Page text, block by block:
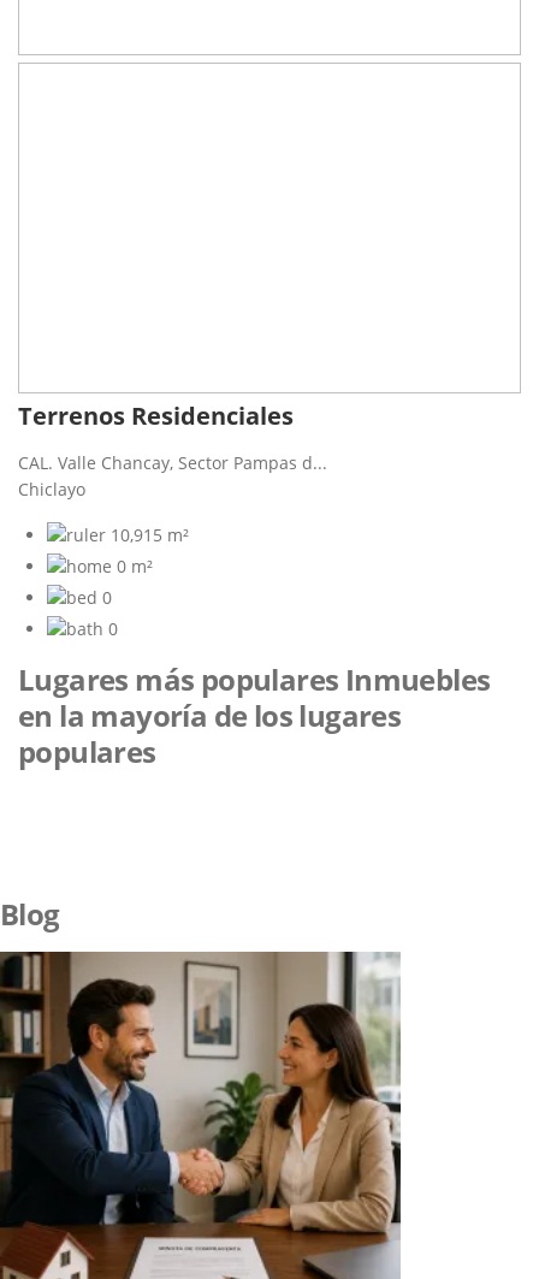
Terrenos Residenciales
CAL. Valle Chancay, Sector Pampas d...
Chiclayo
10,915 m²
0 m²
0
0
Lugares más populares Inmuebles
en la mayoría de los lugares
populares
Blog